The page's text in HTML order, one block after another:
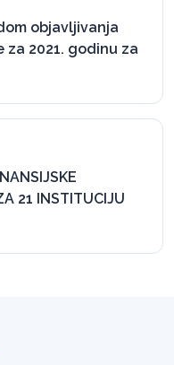
objavljivanja
za 2021. godinu za
21 INSTITUCIJU